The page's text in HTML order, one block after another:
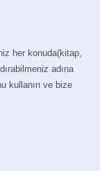
her konuda(kitap,
adına
kullanın ve bize